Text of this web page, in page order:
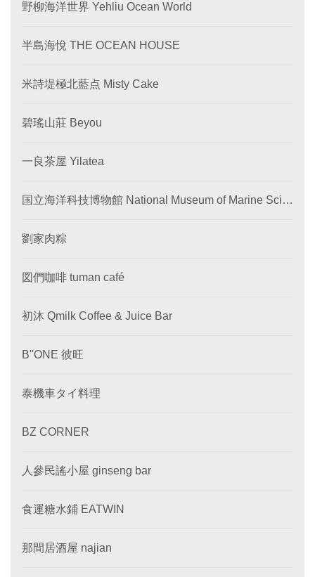
野柳海洋世界 Yehliu Ocean World
半島海悅 THE OCEAN HOUSE
米詩堤極北藍点 Misty Cake
碧瑤山莊 Beyou
一良茶屋 Yilatea
国立海洋科技博物館 National Museum of Marine Scie
劉家肉粽
図們咖啡 tuman café
初沐 Qmilk Coffee & Juice Bar
B''ONE 彼旺
泰機車タイ料理
BZ CORNER
人參民謠小屋 ginseng bar
食運糖水鋪 EATWIN
那間居酒屋 najian